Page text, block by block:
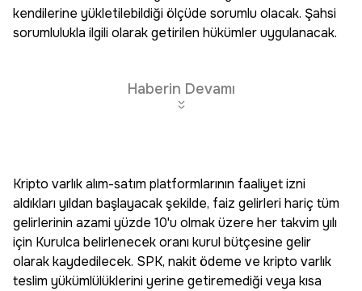
kendilerine yükletilebildiği ölçüde sorumlu olacak. Şahsi
sorumlulukla ilgili olarak getirilen hükümler uygulanacak.
Haberin Devamı
Kripto varlık alım-satım platformlarının faaliyet izni
aldıkları yıldan başlayacak şekilde, faiz gelirleri hariç tüm
gelirlerinin azami yüzde 10'u olmak üzere her takvim yılı
için Kurulca belirlenecek oranı kurul bütçesine gelir
olarak kaydedilecek. SPK, nakit ödeme ve kripto varlık
teslim yükümlülüklerini yerine getiremediği veya kısa